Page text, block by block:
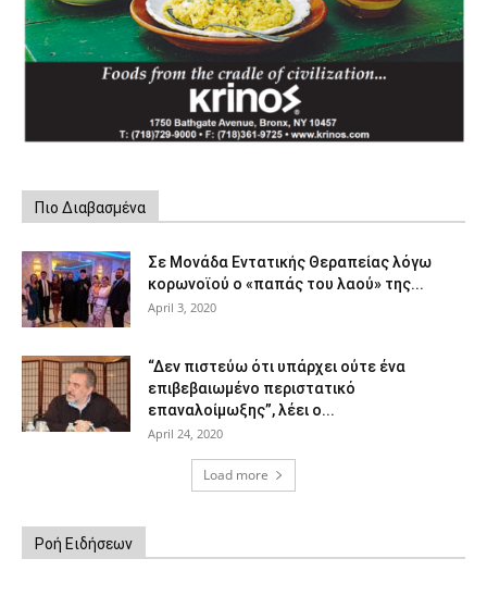
Πιο Διαβασμένα
Σε Μονάδα Εντατικής Θεραπείας λόγω
κορωνοϊού ο «παπάς του λαού» της...
April 3, 2020
“Δεν πιστεύω ότι υπάρχει ούτε ένα
επιβεβαιωμένο περιστατικό
επαναλοίμωξης”, λέει ο...
April 24, 2020
Load more
Ροή Ειδήσεων